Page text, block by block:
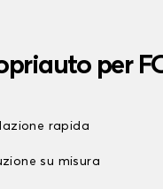
per
rapida
su misura